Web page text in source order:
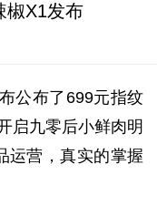
椒X1发布
公布了699元指纹
启九零后小鲜肉明
运营，真实的掌握